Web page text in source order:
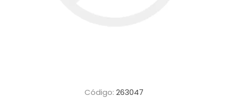
Código: 263047